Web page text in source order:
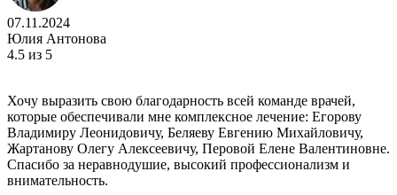
07.11.2024
Юлия Антонова
4.5 из 5
Хочу выразить свою благодарность всей команде врачей,
которые обеспечивали мне комплексное лечение: Егорову
Владимиру Леонидовичу, Беляеву Евгению Михайловичу,
Жартанову Олегу Алексеевичу, Перовой Елене Валентиновне.
Спасибо за неравнодушие, высокий профессионализм и
внимательность.